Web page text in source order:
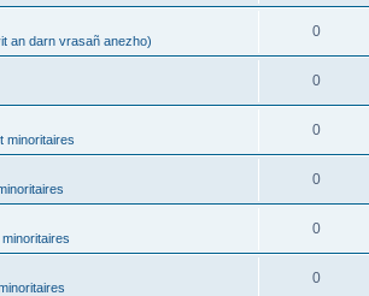
an darn vrasañ anezho)
0
0
minoritaires
0
0
0
0